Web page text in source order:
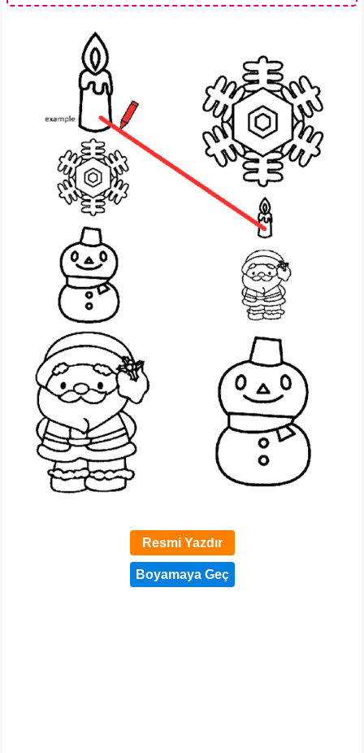
Resmi Yazdır